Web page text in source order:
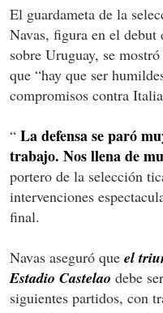
El guardameta de la
Navas, figura en el
sobre Uruguay, se
que “hay que ser
compromisos contra
“ La defensa se paró
trabajo. Nos llena de
portero de la selección
intervenciones
final.
Navas aseguró que el
Estadio Castelao debe
siguientes partidos, con